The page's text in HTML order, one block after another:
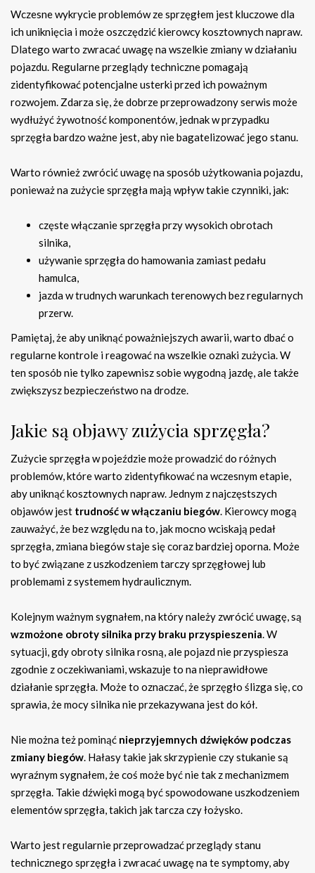
Wczesne wykrycie problemów ze sprzęgłem jest kluczowe dla
ich uniknięcia i może oszczędzić kierowcy kosztownych napraw.
Dlatego warto zwracać uwagę na wszelkie zmiany w działaniu
pojazdu. Regularne przeglądy techniczne pomagają
zidentyfikować potencjalne usterki przed ich poważnym
rozwojem. Zdarza się, że dobrze przeprowadzony serwis może
wydłużyć żywotność komponentów, jednak w przypadku
sprzęgła bardzo ważne jest, aby nie bagatelizować jego stanu.
Warto również zwrócić uwagę na sposób użytkowania pojazdu,
ponieważ na zużycie sprzęgła mają wpływ takie czynniki, jak:
częste włączanie sprzęgła przy wysokich obrotach
silnika,
używanie sprzęgła do hamowania zamiast pedału
hamulca,
jazda w trudnych warunkach terenowych bez regularnych
przerw.
Pamiętaj, że aby uniknąć poważniejszych awarii, warto dbać o
regularne kontrole i reagować na wszelkie oznaki zużycia. W
ten sposób nie tylko zapewnisz sobie wygodną jazdę, ale także
zwiększysz bezpieczeństwo na drodze.
Jakie są objawy zużycia sprzęgła?
Zużycie sprzęgła w pojeździe może prowadzić do różnych
problemów, które warto zidentyfikować na wczesnym etapie,
aby uniknąć kosztownych napraw. Jednym z najczęstszych
objawów jest trudność w włączaniu biegów. Kierowcy mogą
zauważyć, że bez względu na to, jak mocno wciskają pedał
sprzęgła, zmiana biegów staje się coraz bardziej oporna. Może
to być związane z uszkodzeniem tarczy sprzęgłowej lub
problemami z systemem hydraulicznym.
Kolejnym ważnym sygnałem, na który należy zwrócić uwagę, są
wzmożone obroty silnika przy braku przyspieszenia. W
sytuacji, gdy obroty silnika rosną, ale pojazd nie przyspiesza
zgodnie z oczekiwaniami, wskazuje to na nieprawidłowe
działanie sprzęgła. Może to oznaczać, że sprzęgło ślizga się, co
sprawia, że mocy silnika nie przekazywana jest do kół.
Nie można też pominąć nieprzyjemnych dźwięków podczas
zmiany biegów. Hałasy takie jak skrzypienie czy stukanie są
wyraźnym sygnałem, że coś może być nie tak z mechanizmem
sprzęgła. Takie dźwięki mogą być spowodowane uszkodzeniem
elementów sprzęgła, takich jak tarcza czy łożysko.
Warto jest regularnie przeprowadzać przeglądy stanu
technicznego sprzęgła i zwracać uwagę na te symptomy, aby